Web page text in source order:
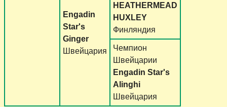
Engadin
Star's
Ginger
Швейцария
HEATHERMEAD
HUXLEY
Финляндия
Чемпион
Швейцарии
Engadin Star's
Alinghi
Швейцария